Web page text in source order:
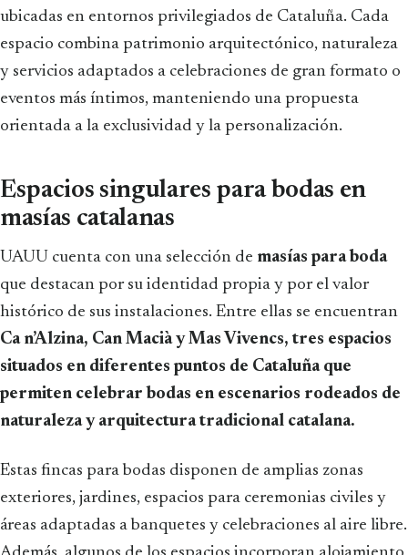
ubicadas en entornos privilegiados de Cataluña. Cada
espacio combina patrimonio arquitectónico, naturaleza
y servicios adaptados a celebraciones de gran formato o
eventos más íntimos, manteniendo una propuesta
orientada a la exclusividad y la personalización.
Espacios singulares para bodas en
masías catalanas
UAUU cuenta con una selección de masías para boda
que destacan por su identidad propia y por el valor
histórico de sus instalaciones. Entre ellas se encuentran
Ca n’Alzina, Can Macià y Mas Vivencs, tres espacios
situados en diferentes puntos de Cataluña que
permiten celebrar bodas en escenarios rodeados de
naturaleza y arquitectura tradicional catalana.
Estas fincas para bodas disponen de amplias zonas
exteriores, jardines, espacios para ceremonias civiles y
áreas adaptadas a banquetes y celebraciones al aire libre.